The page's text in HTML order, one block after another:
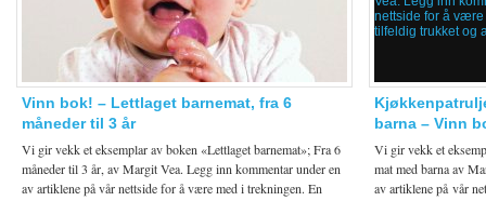
Vinn bok! – Lettlaget barnemat, fra 6
måneder til 3 år
Vi gir vekk et eksemplar av boken «Lettlaget barnemat»; Fra 6
måneder til 3 år, av Margit Vea. Legg inn kommentar under en
av artiklene på vår nettside for å være med i trekningen. En
barna – Vinn
Vi gir vekk et
mat med barna av
av artiklene på vår